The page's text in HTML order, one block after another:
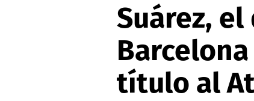
Suárez,
título al